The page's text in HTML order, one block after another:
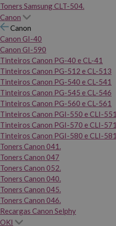
Toners Samsung CLT-504.
Canon
Canon
Canon GI-40
Canon GI-590
Tinteiros Canon PG-40 e CL-41
Tinteiros Canon PG-512 e CL-513
Tinteiros Canon PG-540 e CL-541
Tinteiros Canon PG-545 e CL-546
Tinteiros Canon PG-560 e CL-561
Tinteiros Canon PGI-550 e CLI-551
Tinteiros Canon PGI-570 e CLI-571
Tinteiros Canon PGI-580 e CLI-581
Toners Canon 041.
Toners Canon 047
Toners Canon 052.
Toners Canon 040.
Toners Canon 045.
Toners Canon 046.
Recargas Canon Selphy
OKI